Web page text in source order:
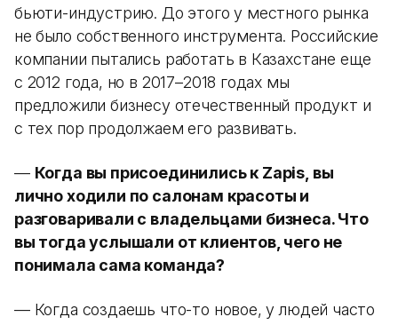
бьюти-индустрию. До этого у местного рынка
не было собственного инструмента. Российские
компании пытались работать в Казахстане еще
с 2012 года, но в 2017–2018 годах мы
предложили бизнесу отечественный продукт и
с тех пор продолжаем его развивать.
— Когда вы присоединились к Zapis, вы
лично ходили по салонам красоты и
разговаривали с владельцами бизнеса. Что
вы тогда услышали от клиентов, чего не
понимала сама команда?
— Когда создаешь что-то новое, у людей часто